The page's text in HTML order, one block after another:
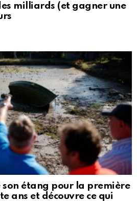
milliards (et gagner une
son étang pour la première
ans et découvre ce qui